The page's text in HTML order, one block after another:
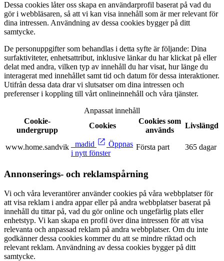
Dessa cookies låter oss skapa en användarprofil baserat på vad du
gör i webbläsaren, så att vi kan visa innehåll som är mer relevant för
dina intressen. Användning av dessa cookies bygger på ditt
samtycke.
De personuppgifter som behandlas i detta syfte är följande: Dina
surfaktiviteter, enhetsattribut, inklusive länkar du har klickat på eller
delat med andra, vilken typ av innehåll du har visat, hur länge du
interagerat med innehållet samt tid och datum för dessa interaktioner.
Utifrån dessa data drar vi slutsatser om dina intressen och
preferenser i koppling till vårt onlineinnehåll och våra tjänster.
Anpassat innehåll
Cookie-
undergrupp
Cookies
Cookies som
används
Livslängd
www.home.sandvik _madid
Öppnas
i nytt fönster
Första part 365 dagar
Annonserings- och reklamspårning
Vi och våra leverantörer använder cookies på våra webbplatser för
att visa reklam i andra appar eller på andra webbplatser baserat på
innehåll du tittar på, vad du gör online och ungefärlig plats eller
enhetstyp. Vi kan skapa en profil över dina intressen för att visa
relevanta och anpassad reklam på andra webbplatser. Om du inte
godkänner dessa cookies kommer du att se mindre riktad och
relevant reklam. Användning av dessa cookies bygger på ditt
samtycke.